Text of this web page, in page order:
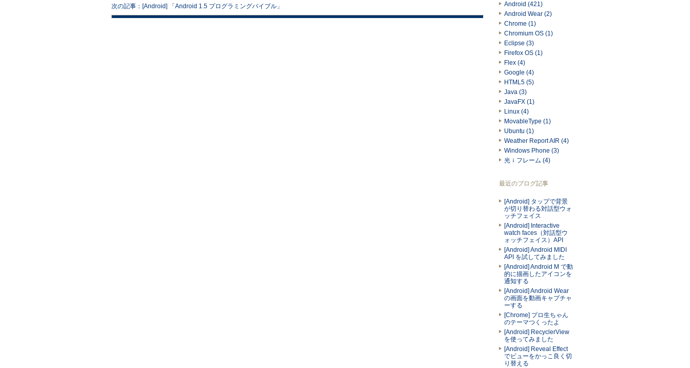
次の記事：[Android] 「Android 1.5 プログラミングバイブル」
Android (421)
Android Wear (2)
Chrome (1)
Chromium OS (1)
Eclipse (3)
Firefox OS (1)
Flex (4)
Google (4)
HTML5 (5)
Java (3)
JavaFX (1)
Linux (4)
MovableType (1)
Ubuntu (1)
Weather Report AIR (4)
Windows Phone (3)
光ｉフレーム (4)
最近のブログ記事
[Android] タップで背景
が切り替わる対話型ウォ
ッチフェイス
[Android] Interactive
watch faces（対話型ウ
ォッチフェイス）API
[Android] Android MIDI
API を試してみました
[Android] Android M で動
的に描画したアイコンを
通知する
[Android] Android Wear
の画面を動画キャプチャ
ーする
[Chrome] プロ生ちゃん
のテーマつくったよ
[Android] RecyclerView
を使ってみました
[Android] Reveal Effect
でビューをかっこ良く切
り替える